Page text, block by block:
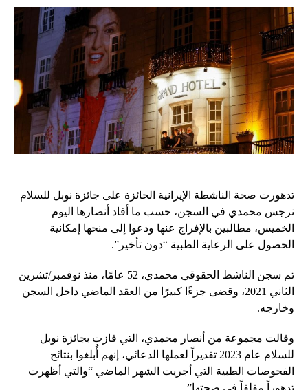
تدهورت صحة الناشطة الإيرانية الحائزة على جائزة نوبل للسلام
نرجس محمدي في السجن، حسب ما أفاد أنصارها اليوم
الخميس، مطالبين بالإفراج عنها ودعوا إلى منحها إمكانية
الحصول على الرعاية الطبية “دون تأخير”.
تم سجن الناشط الحقوقي محمدي، 52 عامًا، منذ نوفمبر/تشرين
الثاني 2021، وقضى جزءًا كبيرًا من العقد الماضي داخل السجن
وخارجه.
وقالت مجموعة من أنصار محمدي، التي فازت بجائزة نوبل
للسلام عام 2023 تقديراً لعملها الدعائي، إنهم أُبلغوا بنتائج
الفحوصات الطبية التي أجريت الشهر الماضي “والتي أظهرت
تدهوراً مقلقاً في صحتها”.